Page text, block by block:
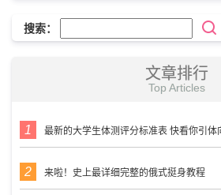
搜索：
文章排行
Top Articles
最新的大学生体测评分标准表 快看你引体
来啦！史上最详细完整的俄式挺身教程